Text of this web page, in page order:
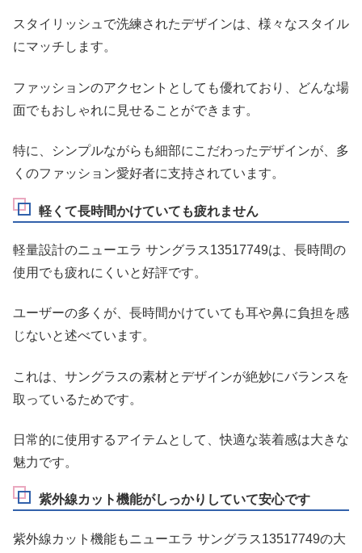
スタイリッシュで洗練されたデザインは、様々なスタイル
にマッチします。
ファッションのアクセントとしても優れており、どんな場
面でもおしゃれに見せることができます。
特に、シンプルながらも細部にこだわったデザインが、多
くのファッション愛好者に支持されています。
軽くて長時間かけていても疲れません
軽量設計のニューエラ サングラス13517749は、長時間の
使用でも疲れにくいと好評です。
ユーザーの多くが、長時間かけていても耳や鼻に負担を感
じないと述べています。
これは、サングラスの素材とデザインが絶妙にバランスを
取っているためです。
日常的に使用するアイテムとして、快適な装着感は大きな
魅力です。
紫外線カット機能がしっかりしていて安心です
紫外線カット機能もニューエラ サングラス13517749の大